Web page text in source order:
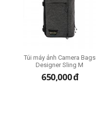
Túi máy ảnh Camera Bags
Designer Sling M
650,000đ